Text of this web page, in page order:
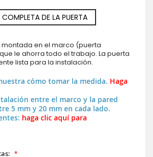
DE LA PUERTA
montada en el marco (puerta
le ahorra todo el trabajo. La puerta
lista para la instalación.
cómo tomar la medida. Haga
entre el marco y la pared
5 mm y 20 mm en cada lado.
haga clic aquí para